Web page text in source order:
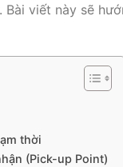
viết này sẽ
thời
(Pick-up Point)